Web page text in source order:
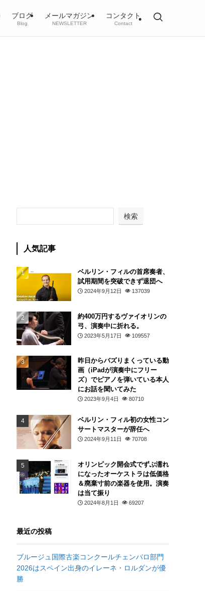
ブログ
Blog
メールマガジン
NEWSLETTER
コンタクト
Contact
検索
人気記事
ベルリン・フィルの首席奏者、
試用期間を突破できず退団へ
2024年9月12日 137039
約400万円するヴァイオリンの
弓、演奏中に折れる。
2023年5月17日 109557
昨日からバズりまくっている動
画（iPadが演奏中にフリー
ズ）でピアノを弾いている本人
にお話を聞いてみた
2023年9月4日 80710
ベルリン・フィル初の女性コン
サートマスターが辞任へ
2024年9月11日 70708
オリンピック開会式でずぶ濡れ
になったオーケストラは低価格
＆廃棄寸前の楽器を使用。演奏
は当て振り
2024年8月1日 69207
最近の投稿
ブルージュ国際古楽コンクールチェンバロ部門
2026はスペイン出身のイレーネ・ロルダンが優
勝